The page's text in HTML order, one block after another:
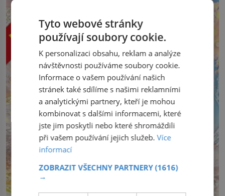
Tyto webové stránky
používají soubory cookie.
K personalizaci obsahu, reklam a analýze
návštěvnosti používáme soubory cookie.
Informace o vašem používání našich
stránek také sdílíme s našimi reklamními
a analytickými partnery, kteří je mohou
kombinovat s dalšími informacemi, které
jste jim poskytli nebo které shromáždili
při vašem používání jejich služeb.Více
informací
ZOBRAZIT VŠECHNY PARTNERY(1616)
→